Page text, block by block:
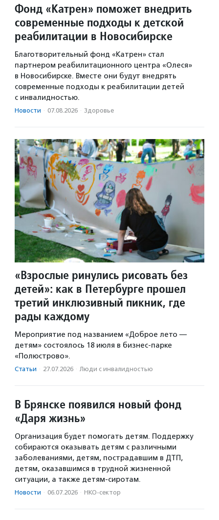
Фонд «Катрен» поможет внедрить
современные подходы к детской
реабилитации в Новосибирске
Благотворительный фонд «Катрен» стал
партнером реабилитационного центра «Олеся»
в Новосибирске. Вместе они будут внедрять
современные подходы к реабилитации детей
с инвалидностью.
Новости · 07.08.2026 · Здоровье
«Взрослые ринулись рисовать без
детей»: как в Петербурге прошел
третий инклюзивный пикник, где
рады каждому
Мероприятие под названием «Доброе лето —
детям» состоялось 18 июля в бизнес-парке
«Полюстрово».
Статьи · 27.07.2026 · Люди с инвалидностью
В Брянске появился новый фонд
«Даря жизнь»
Организация будет помогать детям. Поддержку
собираются оказывать детям с различными
заболеваниями, детям, пострадавшим в ДТП,
детям, оказавшимся в трудной жизненной
ситуации, а также детям-сиротам.
Новости · 06.07.2026 · НКО-сектор